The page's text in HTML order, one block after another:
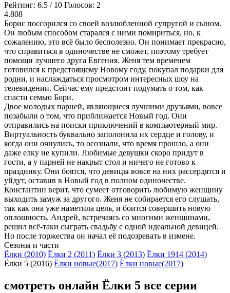
Рейтинг: 6.5 / 10 Голосов: 2
4.808
Борис поссорился со своей возлюбленной супругой и сыном.
Он любым способом старался с ними помириться, но, к
сожалению, это всё было бесполезно. Он понимает прекрасно,
что справиться в одиночестве не сможет, поэтому требует
помощи лучшего друга Евгения. Женя тем временем
готовился к предстоящему Новому году, покупал подарки для
родни, и наслаждаться просмотром интересных шоу на
телевидении. Сейчас ему предстоит подумать о том, как
спасти семью Бори.
Двое молодых парней, являющиеся лучшими друзьями, вовсе
позабыли о том, что приближается Новый год. Они
отправились на поиски приключений в компьютерный мир.
Виртуальность буквально заполонила их сердце и голову, и
когда они очнулись, то осознали, что время прошло, а они
даже елку не купили. Любимые девушки скоро придут в
гости, а у парней не накрыт стол и ничего не готово к
празднику. Они боятся, что девицы вовсе на них рассердятся и
уйдут, оставив в Новый год в полном одиночестве.
Константин верит, что сумеет отговорить любимую женщину
выходить замуж за другого. Женя не собирается его слушать,
так как она уже наметила цель, и боится совершить новую
оплошность. Андрей, встречаясь со многими женщинами,
решил всё-таки сыграть свадьбу с одной идеальной девицей.
Но после торжества он начал её подозревать в измене.
Cезоны и части
Ёлки (2010) Ёлки 2 (2011) Ёлки 3 (2013) Ёлки 1914 (2014)
Ёлки 5 (2016) Ёлки новые(2017) Ёлки новые(2017)
смотреть онлайн Ёлки 5 все серии